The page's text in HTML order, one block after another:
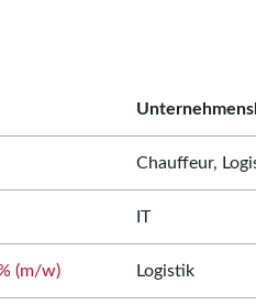
Chauffeur,
IT
(m/w) Logistik